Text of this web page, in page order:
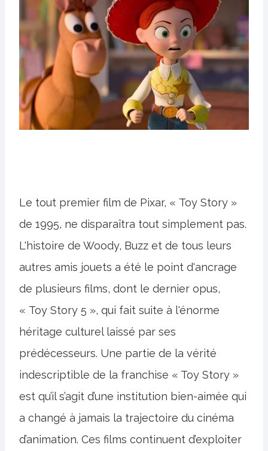
Le tout premier film de Pixar, « Toy Story »
de 1995, ne disparaîtra tout simplement pas.
L'histoire de Woody, Buzz et de tous leurs
autres amis jouets a été le point d'ancrage
de plusieurs films, dont le dernier opus,
« Toy Story 5 », qui fait suite à l'énorme
héritage culturel laissé par ses
prédécesseurs. Une partie de la vérité
indescriptible de la franchise « Toy Story »
est qu’il s’agit d’une institution bien-aimée qui
a changé à jamais la trajectoire du cinéma
d’animation. Ces films continuent d’exploiter